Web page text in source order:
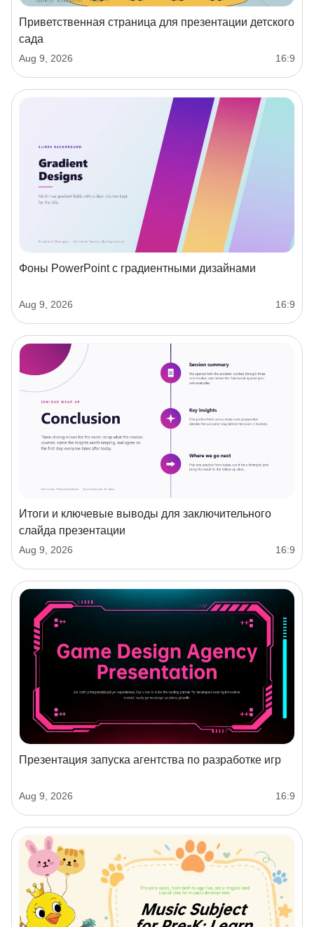
Приветственная страница для презентации детского
сада
Aug 9, 2026 16:9
Фоны PowerPoint с градиентными дизайнами
Aug 9, 2026 16:9
Итоги и ключевые выводы для заключительного
слайда презентации
Aug 9, 2026 16:9
Презентация запуска агентства по разработке игр
Aug 9, 2026 16:9